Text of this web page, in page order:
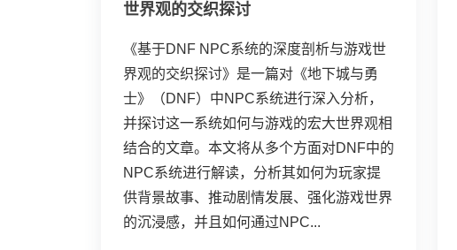
世界观的交织探讨
《基于DNF NPC系统的深度剖析与游戏世
界观的交织探讨》是一篇对《地下城与勇
士》（DNF）中NPC系统进行深入分析，
并探讨这一系统如何与游戏的宏大世界观相
结合的文章。本文将从多个方面对DNF中的
NPC系统进行解读，分析其如何为玩家提
供背景故事、推动剧情发展、强化游戏世界
的沉浸感，并且如何通过NPC...